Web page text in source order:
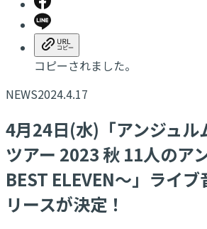
コピーされました。
NEWS2024.4.17
4月24日(水)「アンジュル
ツアー 2023 秋 11⼈のア
BEST ELEVEN～」ライ
リースが決定！